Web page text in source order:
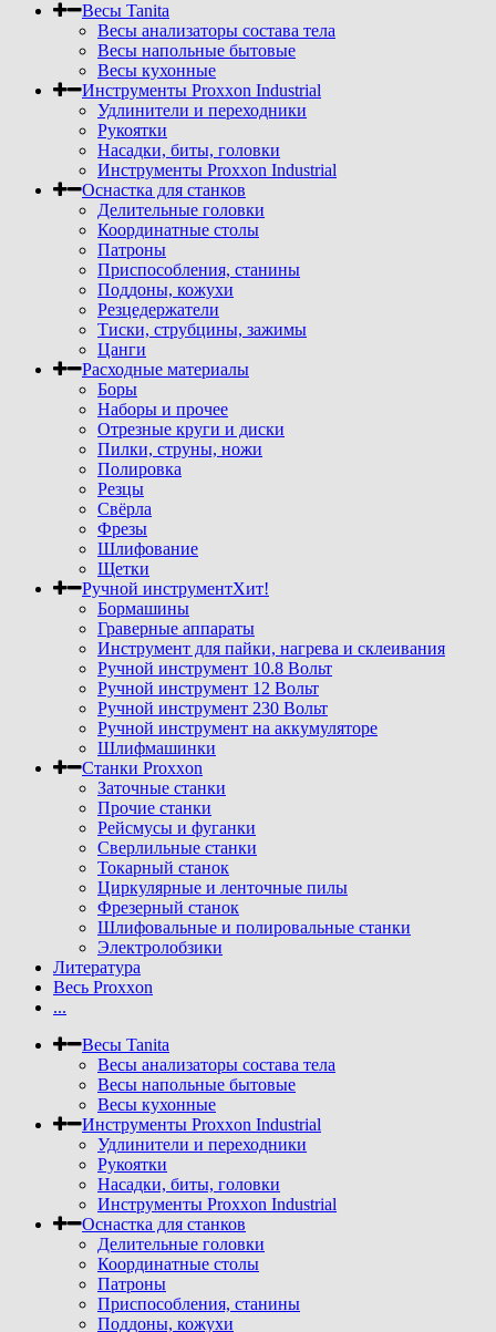
Весы Tanita
Весы анализаторы состава тела
Весы напольные бытовые
Весы кухонные
Инструменты Proxxon Industrial
Удлинители и переходники
Рукоятки
Насадки, биты, головки
Инструменты Proxxon Industrial
Оснастка для станков
Делительные головки
Координатные столы
Патроны
Приспособления, станины
Поддоны, кожухи
Резцедержатели
Тиски, струбцины, зажимы
Цанги
Расходные материалы
Боры
Наборы и прочее
Отрезные круги и диски
Пилки, струны, ножи
Полировка
Резцы
Свёрла
Фрезы
Шлифование
Щетки
Ручной инструментХит!
Бормашины
Граверные аппараты
Инструмент для пайки, нагрева и склеивания
Ручной инструмент 10.8 Вольт
Ручной инструмент 12 Вольт
Ручной инструмент 230 Вольт
Ручной инструмент на аккумуляторе
Шлифмашинки
Станки Proxxon
Заточные станки
Прочие станки
Рейсмусы и фуганки
Сверлильные станки
Токарный станок
Циркулярные и ленточные пилы
Фрезерный станок
Шлифовальные и полировальные станки
Электролобзики
Литература
Весь Proxxon
...
Весы Tanita
Весы анализаторы состава тела
Весы напольные бытовые
Весы кухонные
Инструменты Proxxon Industrial
Удлинители и переходники
Рукоятки
Насадки, биты, головки
Инструменты Proxxon Industrial
Оснастка для станков
Делительные головки
Координатные столы
Патроны
Приспособления, станины
Поддоны, кожухи